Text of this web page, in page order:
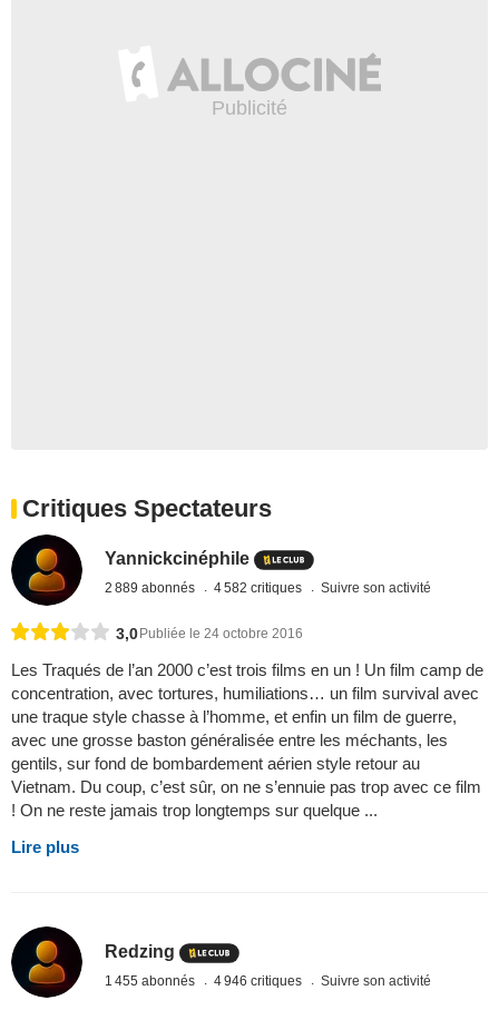
Critiques Spectateurs
Yannickcinéphile
2 889 abonnés 4 582 critiques Suivre son activité
3,0 Publiée le 24 octobre 2016
Les Traqués de l’an 2000 c’est trois films en un ! Un film camp de
concentration, avec tortures, humiliations… un film survival avec
une traque style chasse à l’homme, et enfin un film de guerre,
avec une grosse baston généralisée entre les méchants, les
gentils, sur fond de bombardement aérien style retour au
Vietnam. Du coup, c’est sûr, on ne s’ennuie pas trop avec ce film
! On ne reste jamais trop longtemps sur quelque ...
Lire plus
Redzing
1 455 abonnés 4 946 critiques Suivre son activité